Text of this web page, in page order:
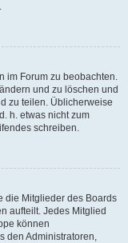
im Forum zu beobachten.
und zu löschen und
zu teilen. Üblicherweise
h. etwas nicht zum
schreiben.
die Mitglieder des Boards
aufteilt. Jedes Mitglied
können
den Administratoren,